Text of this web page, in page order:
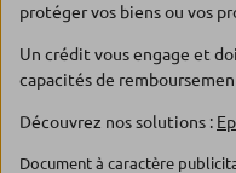
protéger vos biens ou vos
Un crédit vous engage et
capacités de
Découvrez nos solutions :
Document à caractère